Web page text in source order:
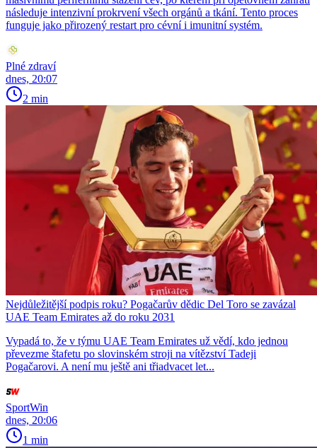
následuje intenzivní prokrvení všech orgánů a tkání. Tento proces
funguje jako přirozený restart pro cévní i imunitní systém.
Plné zdraví
dnes, 20:07
2 min
Nejdůležitější podpis roku? Pogačarův dědic Del Toro se zavázal
UAE Team Emirates až do roku 2031
Vypadá to, že v týmu UAE Team Emirates už vědí, kdo jednou
převezme štafetu po slovinském stroji na vítězství Tadeji
Pogačarovi. A není mu ještě ani třiadvacet let...
SportWin
dnes, 20:06
1 min